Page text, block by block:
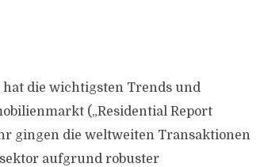
die wichtigsten Trends und
(„Residential Report
gingen die weltweiten Transaktionen
aufgrund robuster